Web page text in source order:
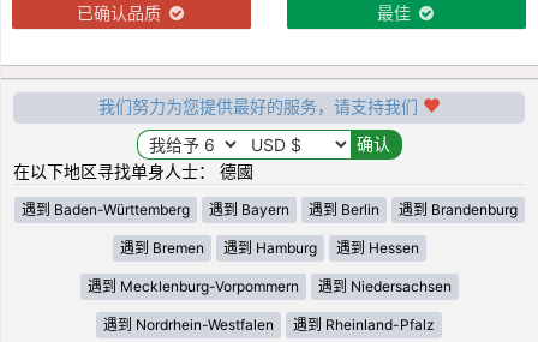
已确认品质 最佳
我们努力为您提供最好的服务，请支持我们
在以下地区寻找单身人士： 德國
遇到 Baden-Württemberg 遇到 Bayern 遇到 Berlin 遇到 Brandenburg
遇到 Bremen 遇到 Hamburg 遇到 Hessen
遇到 Mecklenburg-Vorpommern 遇到 Niedersachsen
遇到 Nordrhein-Westfalen 遇到 Rheinland-Pfalz